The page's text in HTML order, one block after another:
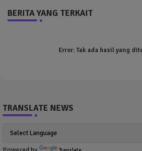
BERITA YANG TERKAIT
Error:Tak ada hasil yang
TRANSLATE NEWS